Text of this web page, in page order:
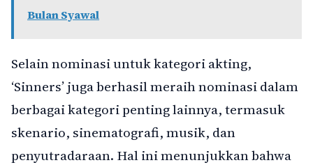
Bulan Syawal
Selain nominasi untuk kategori akting,
‘Sinners’ juga berhasil meraih nominasi dalam
berbagai kategori penting lainnya, termasuk
skenario, sinematografi, musik, dan
penyutradaraan. Hal ini menunjukkan bahwa